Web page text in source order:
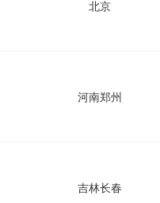
北京
河南郑州
吉林长春